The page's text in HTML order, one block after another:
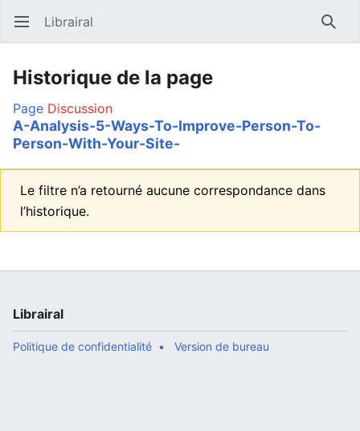
Ouvrir le menu principal Librairal
Historique de la page
Page Discussion
A-Analysis-5-Ways-To-Improve-Person-To-
Person-With-Your-Site-
Le filtre n’a retourné aucune correspondance dans
l’historique.
Librairal
Politique de confidentialité Version de bureau